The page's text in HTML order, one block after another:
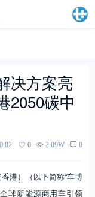
决方案亮
2050碳中
0 2.09W 0
港）（以下简称“车博
球新能源商用车引领